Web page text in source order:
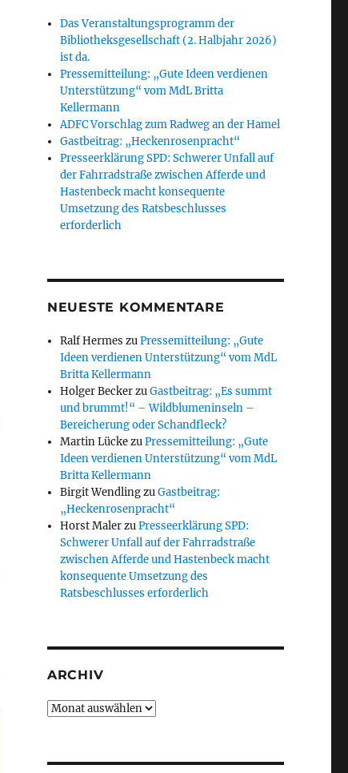
Das Veranstaltungsprogramm der
Bibliotheksgesellschaft (2. Halbjahr 2026)
ist da.
Pressemitteilung: „Gute Ideen verdienen
Unterstützung“ vom MdL Britta
Kellermann
ADFC Vorschlag zum Radweg an der Hamel
Gastbeitrag: „Heckenrosenpracht“
Presseerklärung SPD: Schwerer Unfall auf
der Fahrradstraße zwischen Afferde und
Hastenbeck macht konsequente
Umsetzung des Ratsbeschlusses
erforderlich
NEUESTE KOMMENTARE
Ralf Hermes zuPressemitteilung: „Gute
Ideen verdienen Unterstützung“ vom MdL
Britta Kellermann
Holger BeckerzuGastbeitrag: „Es summt
und brummt!“ – Wildblumeninseln –
Bereicherung oder Schandfleck?
Martin LückezuPressemitteilung: „Gute
Ideen verdienen Unterstützung“ vom MdL
Britta Kellermann
Birgit WendlingzuGastbeitrag:
„Heckenrosenpracht“
Horst MalerzuPresseerklärung SPD:
Schwerer Unfall auf der Fahrradstraße
zwischen Afferde und Hastenbeck macht
konsequente Umsetzung des
Ratsbeschlusses erforderlich
ARCHIV
Archiv